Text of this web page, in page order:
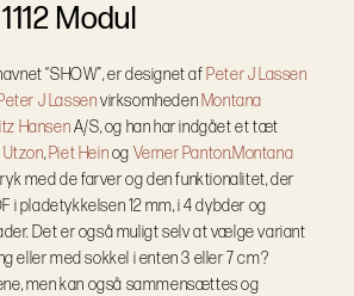
Modul
“SHOW”, er designet af Peter J Lassen
J Lassenvirksomheden Montana
HansenA/S, og han har indgået et tæt
,Piet Heinog Verner Panton.Montana
med de farver og den funktionalitet, der
i pladetykkelsen 12 mm, i 4 dybder og
Det er også muligt selv at vælge variant
med sokkel i enten 3 eller 7 cm?
men kan også sammensættes og